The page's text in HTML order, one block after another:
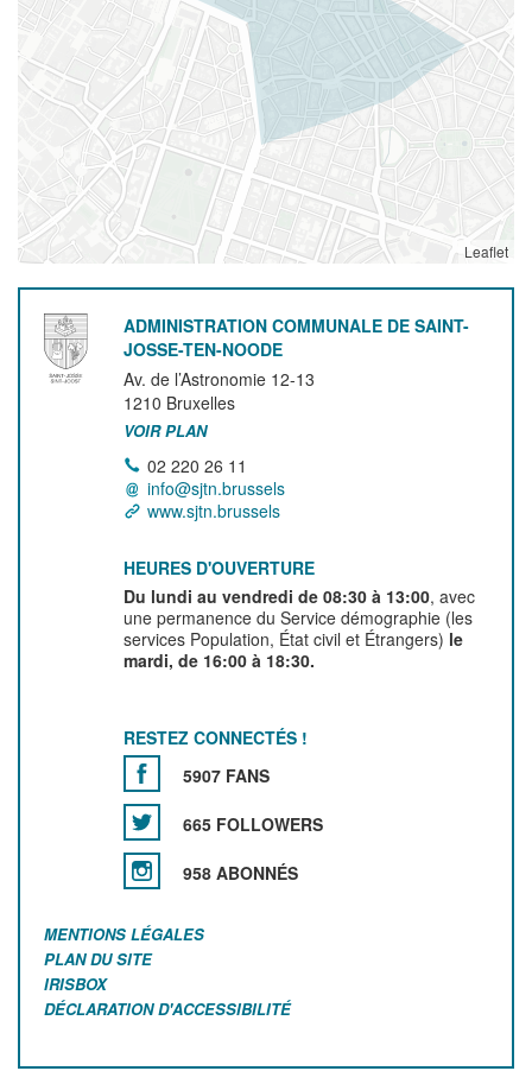
Leaflet
ADMINISTRATION COMMUNALE DE SAINT-
JOSSE-TEN-NOODE
Av. de l’Astronomie 12-13
1210 Bruxelles
VOIR PLAN
02 220 26 11
info@sjtn.brussels
www.sjtn.brussels
HEURES D'OUVERTURE
Du lundi au vendredi de 08:30 à 13:00, avec
une permanence du Service démographie (les
services Population, État civil et Étrangers) le
mardi, de 16:00 à 18:30.
RESTEZ CONNECTÉS !
5907 FANS
665 FOLLOWERS
958 ABONNÉS
MENTIONS LÉGALES
PLAN DU SITE
IRISBOX
DÉCLARATION D'ACCESSIBILITÉ